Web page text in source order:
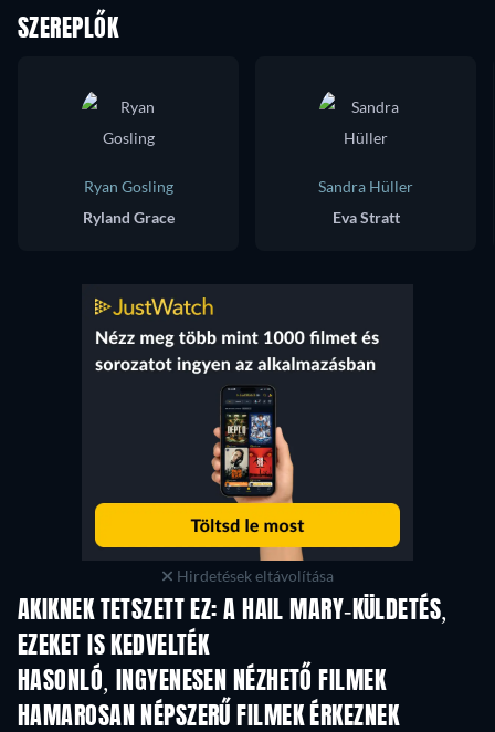
SZEREPLŐK
Ryan Gosling
Ryland Grace
Sandra Hüller
Eva Stratt
Hirdetések eltávolítása
AKIKNEK TETSZETT EZ: A HAIL MARY-KÜLDETÉS,
EZEKET IS KEDVELTÉK
HASONLÓ, INGYENESEN NÉZHETŐ FILMEK
HAMAROSAN NÉPSZERŰ FILMEK ÉRKEZNEK